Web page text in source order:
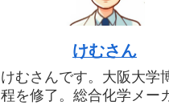
けむさん
けむさんです。大阪大学
程を修了。総合化学メー